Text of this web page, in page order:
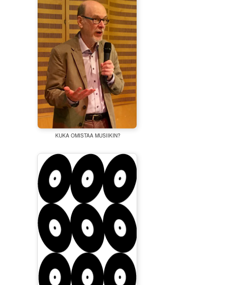
KUKA OMISTAA MUSIIKIN?